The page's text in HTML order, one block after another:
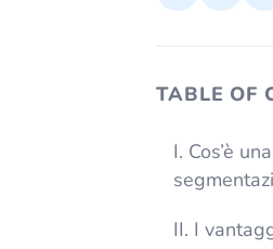
TABLE OF
I. Cos’è
II. I